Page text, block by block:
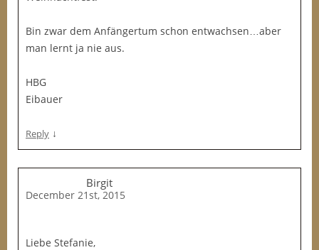
Bin zwar dem Anfängertum schon entwachsen…aber
man lernt ja nie aus.
HBG
Eibauer
Reply ↓
Birgit
December 21st, 2015
Liebe Stefanie,